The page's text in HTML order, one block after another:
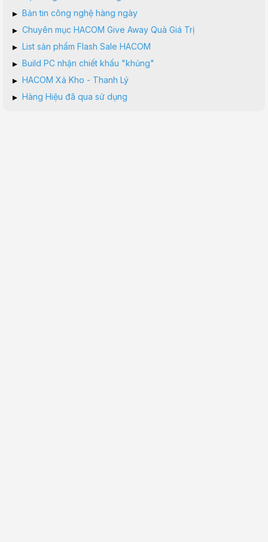
▸ Bản tin công nghệ hàng ngày
▸ Chuyên mục HACOM Give Away Quà Giá Trị
▸ List sản phẩm Flash Sale HACOM
▸ Build PC nhận chiết khấu "khủng"
▸ HACOM Xả Kho - Thanh Lý
▸ Hàng Hiệu đã qua sử dụng